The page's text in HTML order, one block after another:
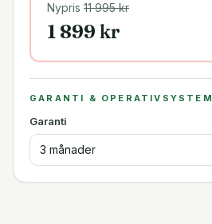
Nypris 11 995kr
1 899 kr
GARANTI & OPERATIVSYSTEM
Garanti
3 månader